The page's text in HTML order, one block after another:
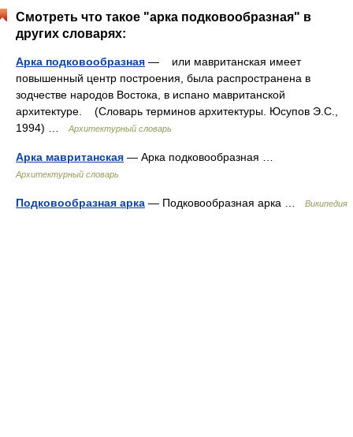
Смотреть что такое "арка подковообразная" в
других словарях:
Арка подковообразная — или мавританская имеет
повышенный центр построения, была распространена в
зодчестве народов Востока, в испано мавританской
архитектуре. (Словарь терминов архитектуры. Юсупов Э.С.,
1994) …
Архитектурный словарь
Арка мавританская — Арка подковообразная …
Архитектурный словарь
Подковообразная арка — Подковообразная арка … Википедия